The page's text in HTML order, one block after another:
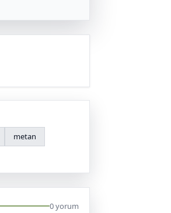
metan
0 yorum